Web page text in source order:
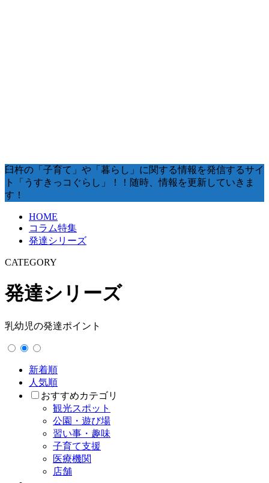
臼杵の「子育て」や「暮らし」に関する情報を発信するサイ
ト「うすきっコぐらし」！！随時、情報を更新していきま
す！
HOME
コラム特集
発達シリーズ
CATEGORY
発達シリーズ
乳幼児の発達ポイント
新着順
人気順
おすすめカテゴリ
観光スポット
公園・遊び場
習い事・趣味
子育て支援
医療機関
店舗